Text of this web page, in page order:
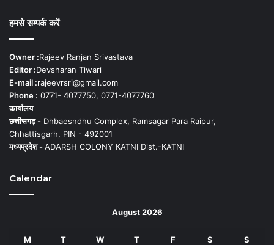
हमसे सम्पर्क करें
Owner :Rajeev Ranjan Srivastava
Editor :Devsharan Tiwari
E-mail :rajeevrsri@gmail.com
Phone : 0771- 4077750, 0771-4077760
कार्यालय
छत्तीसगढ़ - Dhbaesndhu Complex, Ramsagar Para Raipur,
Chhattisgarh, PIN - 492001
मध्यप्रदेश -ADARSH COLONY KATNI Dist.-KATNI
Calendar
August 2026
M T W T F S S